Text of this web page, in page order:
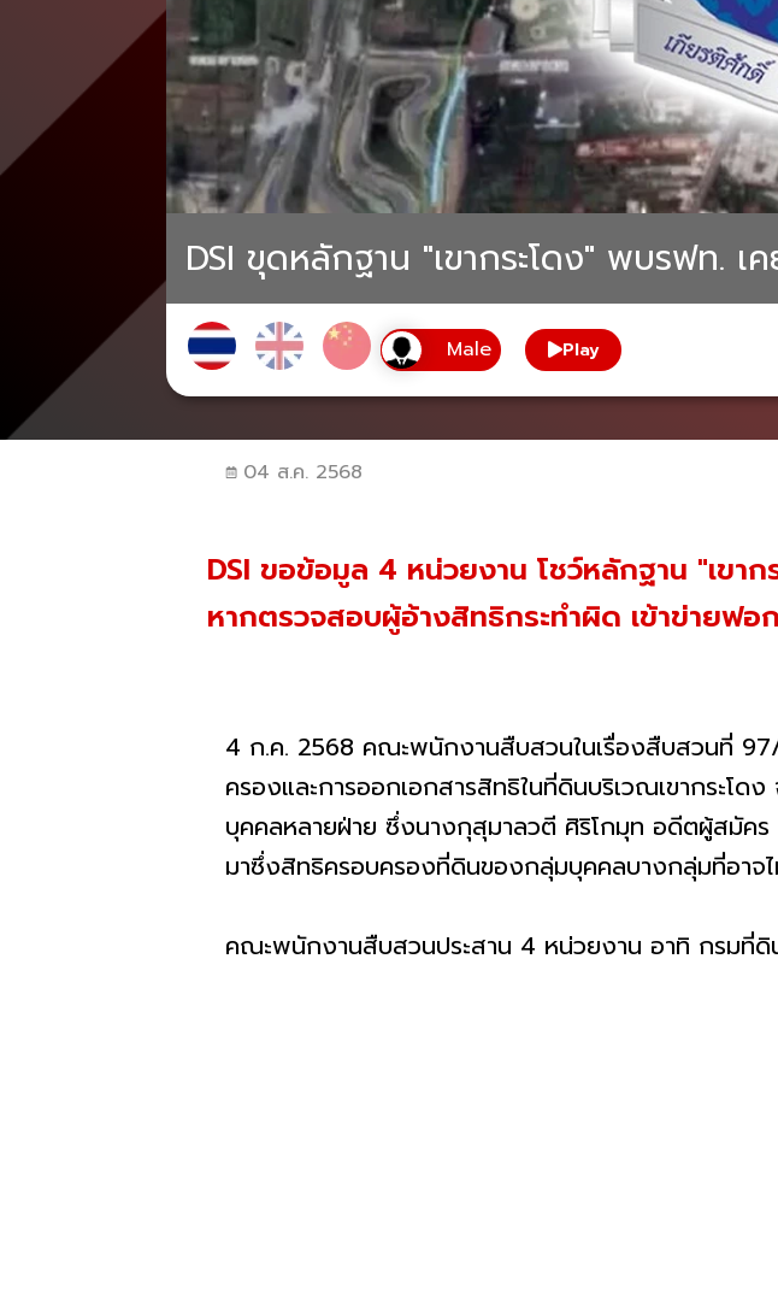
DSI ขุดหลักฐาน "เขากระโดง" พบรฟท.
Play
04 ส.ค. 2568
DSI ขอข้อมูล 4 หน่วยงาน โชว์หลักฐาน "เข
หากตรวจสอบผู้อ้างสิทธิกระทำผิด เข้าข่ายฟอ
4 ก.ค. 2568 คณะพนักงานสืบสวนในเรื่องสืบสวนที่
ครองและการออกเอกสารสิทธิในที่ดินบริเวณเขากระโ
บุคคลหลายฝ่าย ซึ่งนางกุสุมาลวตี ศิริโกมุท อดีตผู้สมัค
มาซึ่งสิทธิครอบครองที่ดินของกลุ่มบุคคลบางกลุ่มที่อาจ
คณะพนักงานสืบสวนประสาน 4 หน่วยงาน อาทิ กรมที่ดิ